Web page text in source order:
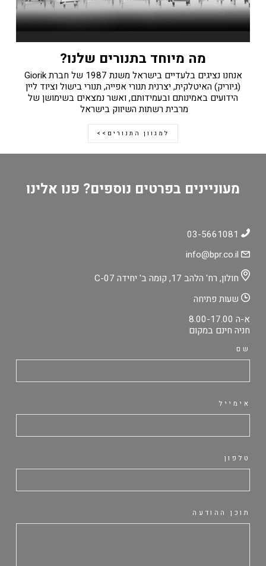
מה מיוחד בתנורים שלנו?
אנחנו נציגים בלעדיים בישראל משנת 1987 של חברת Giorik
(גיוריק) האיטלקית, יצרנית תנורי אפייה, תנורי בישול וציוד ליין
הידועים באמינותם ובעמידותם, ואשר נמצאים בשימושן של
מרבית רשתות השיווק בישראל
למגוון התנורים>>
מעוניינים בפרטים נוספים? פנו אלינו
חולון, רח' הלהב 17, קומה ב' יחידה C-07
שעות פתיחה
א-ה 8.00-17.00
חניה חינם במקום
שם
אימייל
טלפון
תוכן ההודעה